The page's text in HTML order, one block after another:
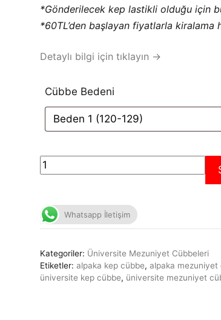
*Gönderilecek kep lastikli olduğu için
*60TL’den başlayan fiyatlarla kiralama
Detaylı bilgi için tıklayın →
Cübbe Bedeni
Whatsapp İletişim
Kategoriler: Üniversite Mezuniyet Cübbeleri
Etiketler:alpaka kep cübbe,alpaka mezuniyet
üniversite kep cübbe, üniversite mezuniyet